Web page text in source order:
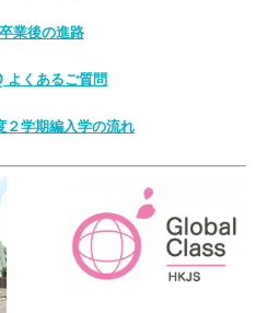
業後の進路
よくあるご質問
２学期編入学の流れ